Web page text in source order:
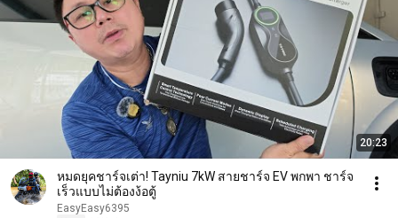
20:23
หมดยุคชาร์จเต่า! Tayniu 7kW สายชาร์จ EV พกพา ชาร์จ
เร็วแบบไม่ต้องง้อตู้
EasyEasy6395